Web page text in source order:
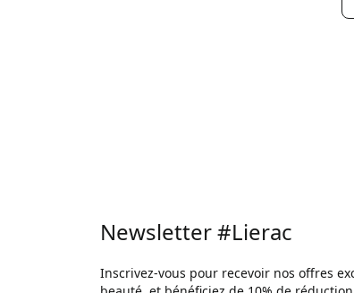
Newsletter #Lierac
Inscrivez-vous pour recevoir nos offres